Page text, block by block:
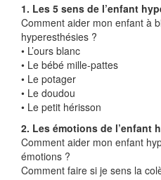
1. Les 5 sens de l’enfant
Comment aider mon enfant à
hyperesthésies ?
• L’ours blanc
• Le bébé mille-pattes
• Le potager
• Le doudou
• Le petit hérisson
2. Les émotions de l’enfant
Comment aider mon enfant
émotions ?
Comment faire si je sens la